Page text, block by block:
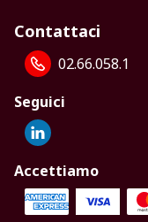
Contattaci
02.66.058.1
Seguici
Accettiamo